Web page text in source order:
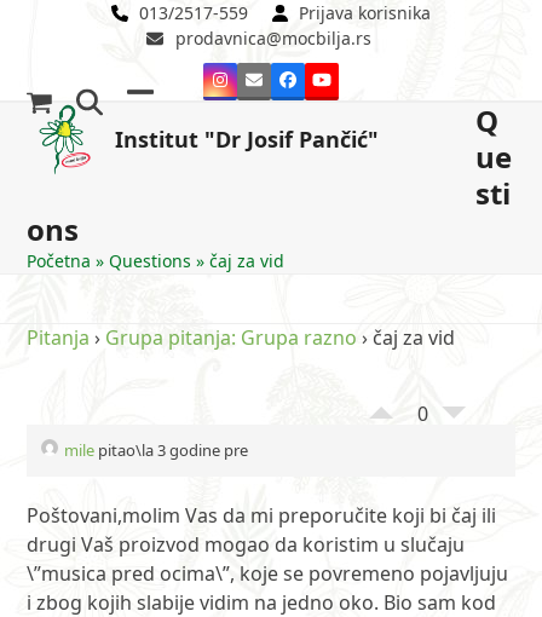
013/2517-559
Prijava korisnika
prodavnica@mocbilja.rs
Instagram
EmailFacebookYouTube
Institut "Dr Josif Pančić"
mobile
mobile
Q
ue
sti
ons
Početna »Questions »čaj za vid
Pitanja › Grupa pitanja: Grupa razno › čaj za vid
0
mile pitao\la 3 godine pre
Poštovani,molim Vas da mi preporučite koji bi čaj ili
drugi Vaš proizvod mogao da koristim u slučaju
\”musica pred ocima\”, koje se povremeno pojavljuju
i zbog kojih slabije vidim na jedno oko. Bio sam kod